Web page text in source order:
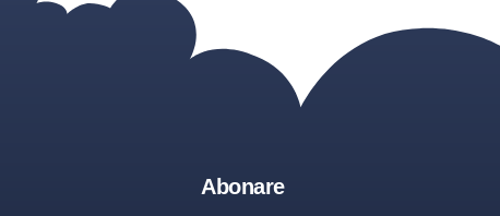
Abonare